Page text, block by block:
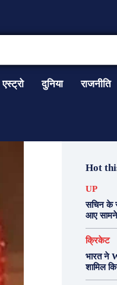
एस्ट्रो दुनिया राजनीति
Hot
UP
सचिन के
आए
क्रिकेट
भारत ने
शामिल